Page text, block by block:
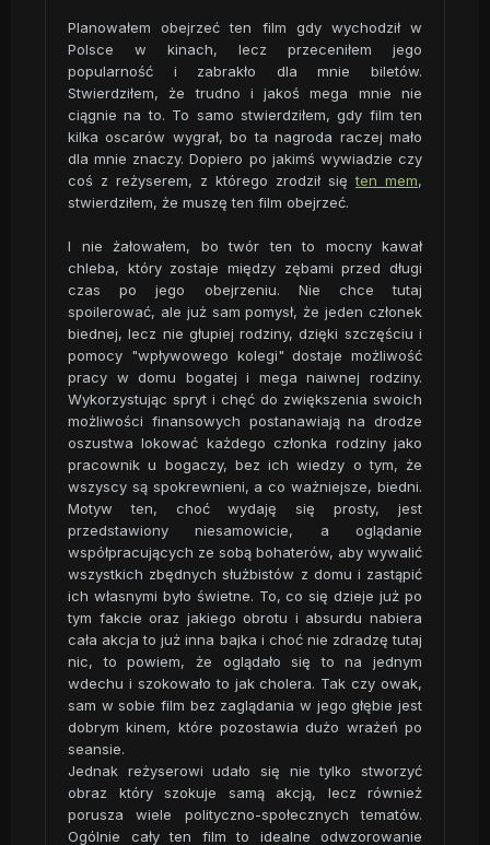
Planowałem obejrzeć ten film gdy wychodził w
Polsce w kinach, lecz przeceniłem jego
popularność i zabrakło dla mnie biletów.
Stwierdziłem, że trudno i jakoś mega mnie nie
ciągnie na to. To samo stwierdziłem, gdy film ten
kilka oscarów wygrał, bo ta nagroda raczej mało
dla mnie znaczy. Dopiero po jakimś wywiadzie czy
coś z reżyserem, z którego zrodził sięten mem,
stwierdziłem, że muszę ten film obejrzeć.
I nie żałowałem, bo twór ten to mocny kawał
chleba, który zostaje między zębami przed długi
czas po jego obejrzeniu. Nie chce tutaj
spoilerować, ale już sam pomysł, że jeden członek
biednej, lecz nie głupiej rodziny, dzięki szczęściu i
pomocy "wpływowego kolegi" dostaje możliwość
pracy w domu bogatej i mega naiwnej rodziny.
Wykorzystując spryt i chęć do zwiększenia swoich
możliwości finansowych postanawiają na drodze
oszustwa lokować każdego członka rodziny jako
pracownik u bogaczy, bez ich wiedzy o tym, że
wszyscy są spokrewnieni, a co ważniejsze, biedni.
Motyw ten, choć wydaję się prosty, jest
przedstawiony niesamowicie, a oglądanie
współpracujących ze sobą bohaterów, aby wywalić
wszystkich zbędnych służbistów z domu i zastąpić
ich własnymi było świetne. To, co się dzieje już po
tym fakcie oraz jakiego obrotu i absurdu nabiera
cała akcja to już inna bajka i choć nie zdradzę tutaj
nic, to powiem, że oglądało się to na jednym
wdechu i szokowało to jak cholera. Tak czy owak,
sam w sobie film bez zaglądania w jego głębie jest
dobrym kinem, które pozostawia dużo wrażeń po
seansie.
Jednak reżyserowi udało się nie tylko stworzyć
obraz który szokuje samą akcją, lecz również
porusza wiele polityczno-społecznych tematów.
Ogólnie cały ten film to idealne odwzorowanie